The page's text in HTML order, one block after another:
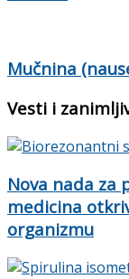
Mučnina
Vesti i
Nova nada za
medicina
organizmu